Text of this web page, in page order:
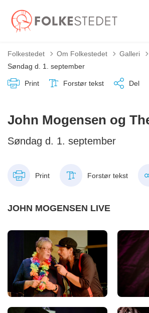
Folkestedet Om Folkestedet Galleri
Søndag d. 1. september
Print Forstør tekst Del
John Mogensen og
Søndag d. 1. september
Print Forstør tekst
JOHN MOGENSEN LIVE